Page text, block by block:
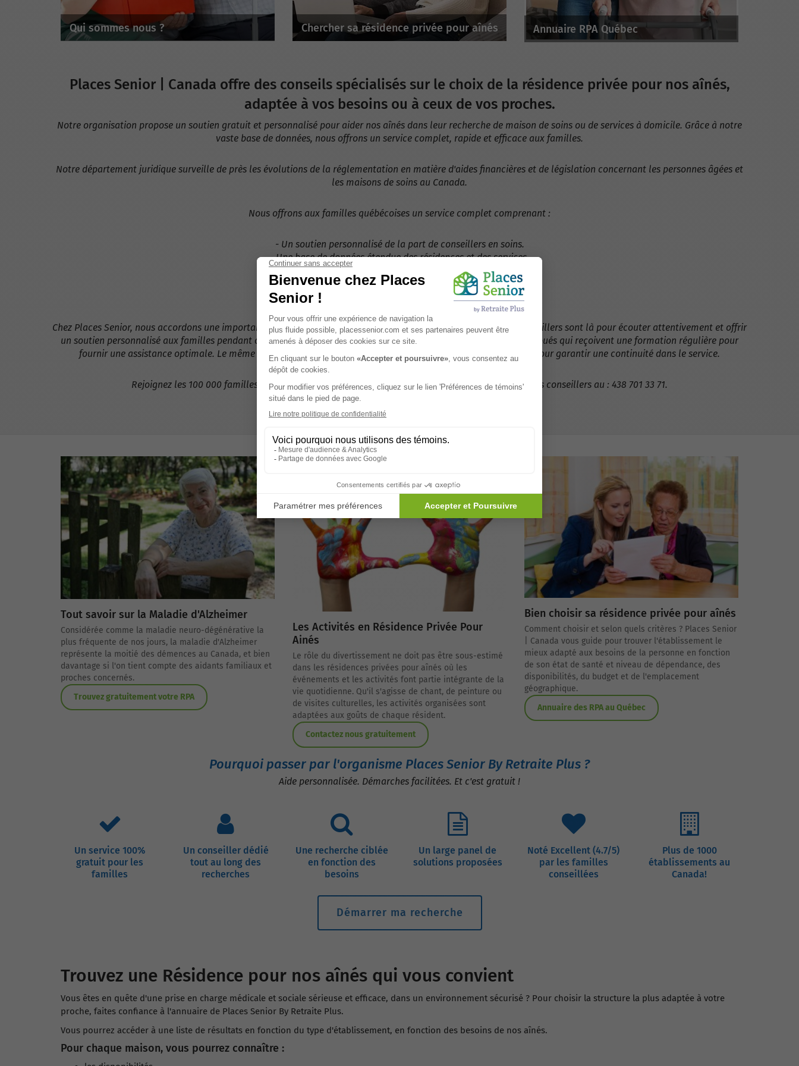
Qui sommes nous ?
Chercher sa résidence privée pour aînés
Annuaire RPA Québec
Places Senior | Canada offre des conseils spécialisés sur le choix de la résidence privée pour nos aînés,
adaptée à vos besoins ou à ceux de vos proches.
Notre organisation propose un soutien gratuit et personnalisé pour aider nos aînés dans leur recherche de maison de soins ou de services à domicile. Grâce à notre
vaste base de données, nous offrons un service complet, rapide et efficace aux familles.
Notre département juridique surveille de près les évolutions de la réglementation en matière d'aides financières et de législation concernant les personnes âgées et
les maisons de soins au Canada.
Nous offrons aux familles québécoises un service complet comprenant :
- Un soutien personnalisé de la part de conseillers en soins.
- Une base de données étendue des résidences et des services.
- Des informations sur les places disponibles et les services offerts.
- Une aide à l'établissement d'un budget.
- Un suivi de la famille pour garantir un service de qualité.
Chez Places Senior, nous accordons une importance particulière à la dimension humaine de notre service. Nos conseillers sont là pour écouter attentivement et offrir
un soutien personnalisé aux familles pendant cette période de transition souvent difficile. Ils sont des experts dévoués qui reçoivent une formation régulière pour
fournir une assistance optimale. Le même conseiller accompagnera la famille tout au long de son parcours pour garantir une continuité dans le service.
Rejoignez les 100 000 familles québecoises qui nous ont déjà fait confiance et contactez un de nos conseillers au : 438 701 33 71.
Tout savoir sur la Maladie d'Alzheimer
Considérée comme la maladie neuro-dégénérative la
plus fréquente de nos jours, la maladie d'Alzheimer
représente la moitié des démences au Canada, et bien
davantage si l'on tient compte des aidants familiaux et
proches concernés.
Trouvez gratuitement votre RPA
Les Activités en Résidence Privée Pour
Ainés
Le rôle du divertissement ne doit pas être sous-estimé
dans les résidences privées pour aînés où les
événements et les activités font partie intégrante de la
vie quotidienne. Qu'il s'agisse de chant, de peinture ou
de visites culturelles, les activités organisées sont
adaptées aux goûts de chaque résident.
Contactez nous gratuitement
Bien choisir sa résidence privée pour aînés
Comment choisir et selon quels critères ? Places Senior
| Canada vous guide pour trouver l'établissement le
mieux adapté aux besoins de la personne en fonction
de son état de santé et niveau de dépendance, des
disponibilités, du budget et de l'emplacement
géographique.
Annuaire des RPA au Québec
Pourquoi passer par l'organisme Places Senior By Retraite Plus ?
Aide personnalisée. Démarches facilitées. Et c'est gratuit !
Un service 100%
gratuit pour les
familles
Un conseiller dédié
tout au long des
recherches
Une recherche ciblée
en fonction des
besoins
Un large panel de
solutions proposées
Noté Excellent (4.7/5)
par les familles
conseillées
Plus de 1000
établissements au
Canada!
Démarrer ma recherche
Trouvez une Résidence pour nos aînés qui vous convient
Vous êtes en quête d'une prise en charge médicale et sociale sérieuse et efficace, dans un environnement sécurisé ? Pour choisir la structure la plus adaptée à votre
proche, faites confiance à l'annuaire de Places Senior By Retraite Plus.
Vous pourrez accéder à une liste de résultats en fonction du type d'établissement, en fonction des besoins de nos aînés.
Pour chaque maison, vous pourrez connaître :